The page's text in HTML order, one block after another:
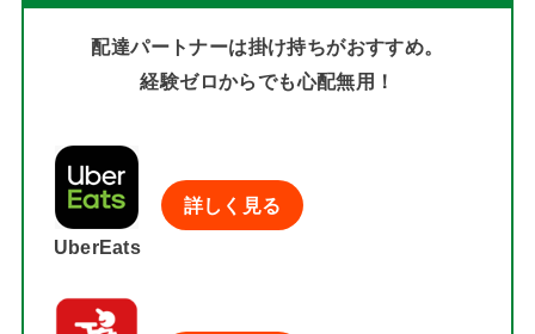
配達パートナーは掛け持ちがおすすめ。
経験ゼロからでも心配無用！
UberEats
詳しく見る